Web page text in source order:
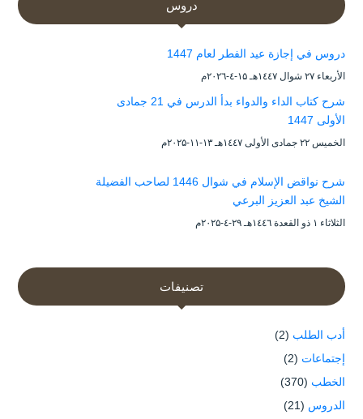
دروس
دروس في إجازة عيد الفطر لعام 1447
الأربعاء ۲۷ شوال ۱٤٤۷هـ ۱۵-٤-۲۰۲٦م
شرح كتاب الداء والدواء بدأ الدرس في 21 جمادى
الأولى 1447
الخميس ۲۲ جمادى الأولى ۱٤٤۷هـ ۱۳-۱۱-۲۰۲۵م
شرح نواقض الإسلام في شوال 1446 لصاحب الفضيلة
الشيخ عبد العزيز البرعي
الثلاثاء ۱ ذو القعدة ۱٤٤٦هـ ۲۹-٤-۲۰۲۵م
تصنيفات
أدب الطلب (2)
إجتماعات (2)
الخطب (370)
الدروس (21)